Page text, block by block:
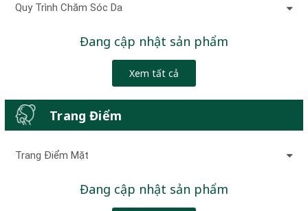
Quy Trình Chăm Sóc Da
Đang cập nhật sản phẩm
Xem tất cả
Trang Điểm
Trang Điểm Mặt
Đang cập nhật sản phẩm